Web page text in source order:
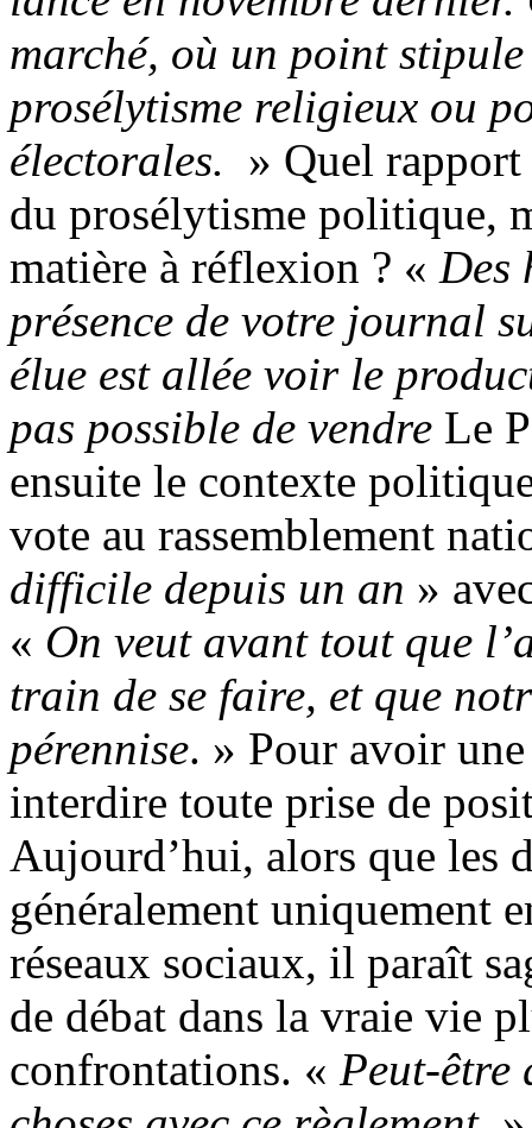
marché, où un point
prosélytisme religieux ou
électorales. » Quel
du prosélytisme politique,
matière à réflexion ? « Des
présence de votre journal
élue est allée voir le
pas possible de vendre Le
ensuite le contexte
vote au rassemblement
difficile depuis un an »
« On veut avant tout que
train de se faire, et que
pérennise. » Pour avoir
interdire toute prise de
Aujourd’hui, alors que les
généralement uniquement
réseaux sociaux, il paraît
de débat dans la vraie vie
confrontations. « Peut-être